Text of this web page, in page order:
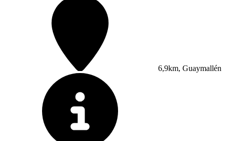
6,9km, Guaymallén